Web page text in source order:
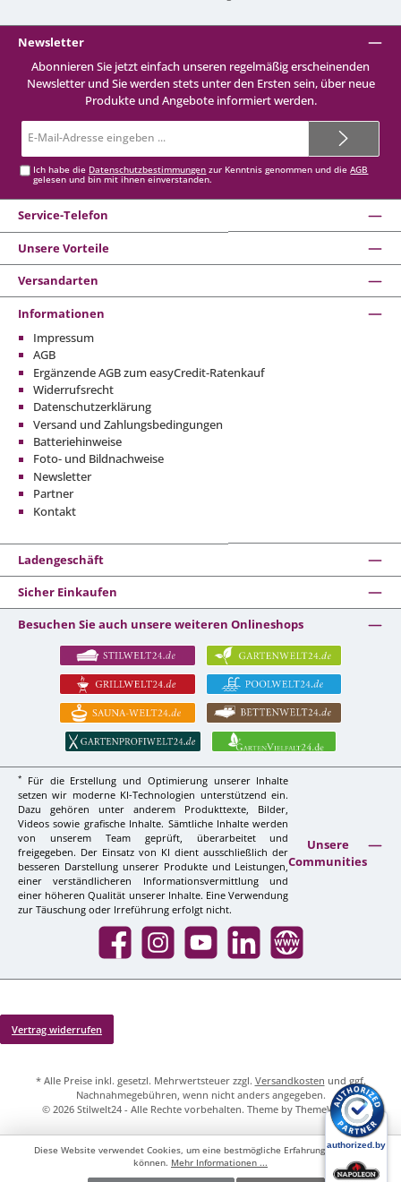
Newsletter
Abonnieren Sie jetzt einfach unseren regelmäßig erscheinenden
Newsletter und Sie werden stets unter den Ersten sein, über neue
Produkte und Angebote informiert werden.
Mail-
Ich habe die Datenschutzbestimmungen zur Kenntnis genommen und dieAGB
gelesen und bin mit ihnen einverstanden.
Service-Telefon
Unsere Vorteile
Versandarten
Informationen
Impressum
AGB
Ergänzende AGB zum easyCredit-Ratenkauf
Widerrufsrecht
Datenschutzerklärung
Versand und Zahlungsbedingungen
Batteriehinweise
Foto- und Bildnachweise
Newsletter
Partner
Kontakt
Ladengeschäft
Sicher Einkaufen
Besuchen Sie auch unsere weiteren Onlineshops
*
Für die Erstellung und Optimierung unserer Inhalte
setzen wir moderne KI-Technologien unterstützend ein.
Dazu gehören unter anderem Produkttexte, Bilder,
Videos sowie grafische Inhalte. Sämtliche Inhalte werden
von unserem Team geprüft, überarbeitet und
freigegeben. Der Einsatz von KI dient ausschließlich der
besseren Darstellung unserer Produkte und Leistungen,
einer verständlicheren Informationsvermittlung und
einer höheren Qualität unserer Inhalte. Eine Verwendung
zur Täuschung oder Irreführung erfolgt nicht.
Unsere
Communities
Facebook InstagramYouTube LinkedIn Website
Vertrag widerrufen
* Alle Preise inkl. gesetzl. Mehrwertsteuer zzgl. Versandkosten und ggf.
Nachnahmegebühren, wenn nicht anders angegeben.
© 2026 Stilwelt24 - Alle Rechte vorbehalten. Theme by ThemeWare®
Diese Website verwendet Cookies, um eine bestmögliche Erfahrung bieten zu
können. Mehr Informationen ...